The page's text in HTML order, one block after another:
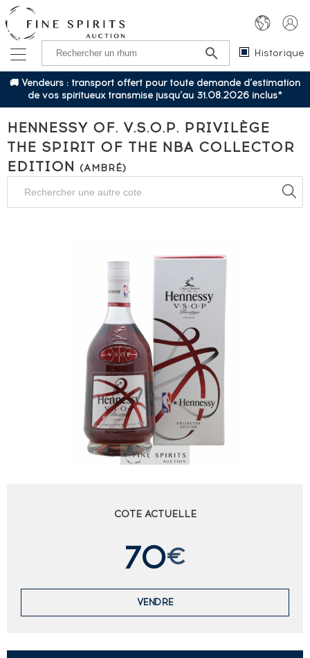
Historique
🚚 Vendeurs : transport offert pour toute demande d’estimation
de vos spiritueux transmise jusqu’au 31.08.2026 inclus*
HENNESSY OF. V.S.O.P. PRIVILÈGE
THE SPIRIT OF THE NBA COLLECTOR
EDITION (AMBRÉ)
COTE ACTUELLE
70€
VENDRE